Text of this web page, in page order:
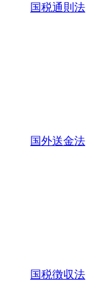
国税通則法
国外送金法
国税徴収法